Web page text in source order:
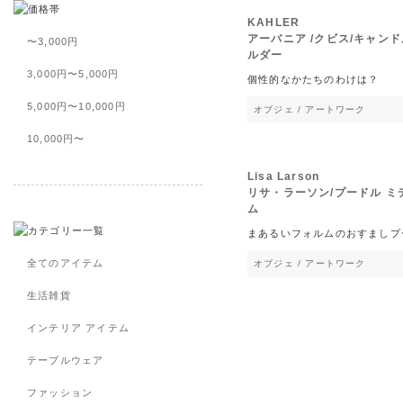
〜3,000円
3,000円〜5,000円
5,000円〜10,000円
10,000円〜
全てのアイテム
生活雑貨
インテリア アイテム
テーブルウェア
ファッション
KAHLER
アーバニア /クビス/キャン
ルダー
個性的なかたちのわけは？
オブジェ / アートワーク
Lisa Larson
リサ・ラーソン/プードル ミ
ム
まあるいフォルムのおすまし
オブジェ / アートワーク